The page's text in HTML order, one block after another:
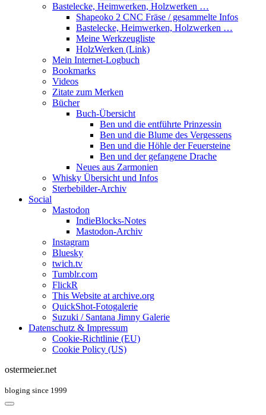
Bastelecke, Heimwerken, Holzwerken …
Shapeoko 2 CNC Fräse / gesammelte Infos
Bastelecke, Heimwerken, Holzwerken …
Meine Werkzeugliste
HolzWerken (Link)
Mein Internet-Logbuch
Bookmarks
Videos
Zitate zum Merken
Bücher
Buch-Übersicht
Ben und die entführte Prinzessin
Ben und die Blume des Vergessens
Ben und die Höhle der Feuersteine
Ben und der gefangene Drache
Neues aus Zarmonien
Whisky Übersicht und Infos
Sterbebilder-Archiv
Social
Mastodon
IndieBlocks-Notes
Mastodon-Archiv
Instagram
Bluesky
twich.tv
Tumblr.com
FlickR
This Website at archive.org
QuickShot-Fotogalerie
Suzuki / Santana Jimny Galerie
Datenschutz & Impressum
Cookie-Richtlinie (EU)
Cookie Policy (US)
ostermeier.net
bloging since 1999